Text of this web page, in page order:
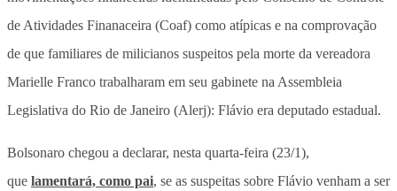
de Atividades Finanaceira (Coaf) como atípicas e na comprovação
de que familiares de milicianos suspeitos pela morte da vereadora
Marielle Franco trabalharam em seu gabinete na Assembleia
Legislativa do Rio de Janeiro (Alerj): Flávio era deputado estadual.
Bolsonaro chegou a declarar, nesta quarta-feira (23/1),
que lamentará, como pai, se as suspeitas sobre Flávio venham a ser